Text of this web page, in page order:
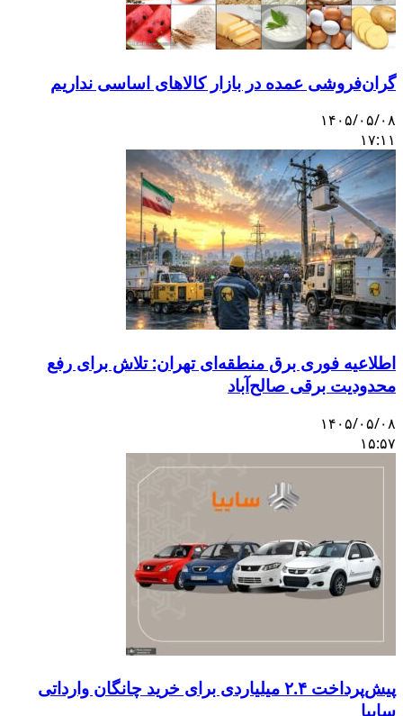
گران‌فروشی عمده در بازار کالاهای اساسی نداریم
۱۴۰۵/۰۵/۰۸
۱۷:۱۱
اطلاعیه فوری برق منطقه‌ای تهران: تلاش برای رفع
محدودیت برقی صالح‌آباد
۱۴۰۵/۰۵/۰۸
۱۵:۵۷
پیش‌پرداخت ۲.۴ میلیاردی برای خرید چانگان وارداتی
سایپا